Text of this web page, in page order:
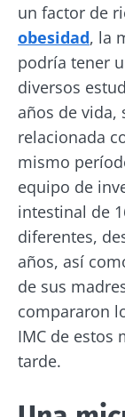
un factor de
obesidad, la
podría tener
diversos
años de vida,
relacionada
mismo
equipo de
intestinal de
diferentes,
años, así
de sus
compararon
IMC de estos
tarde.